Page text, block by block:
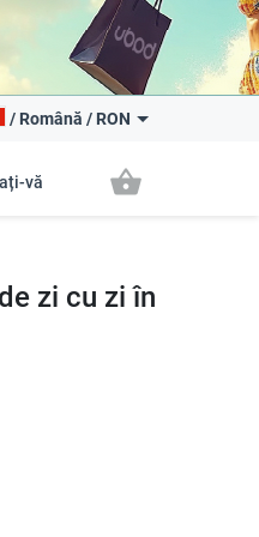
/ Română / RON
vă shopping_basket
zi cu zi în